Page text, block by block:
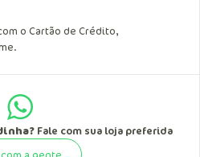
o Cartão de Crédito,
Fale com sua loja preferida